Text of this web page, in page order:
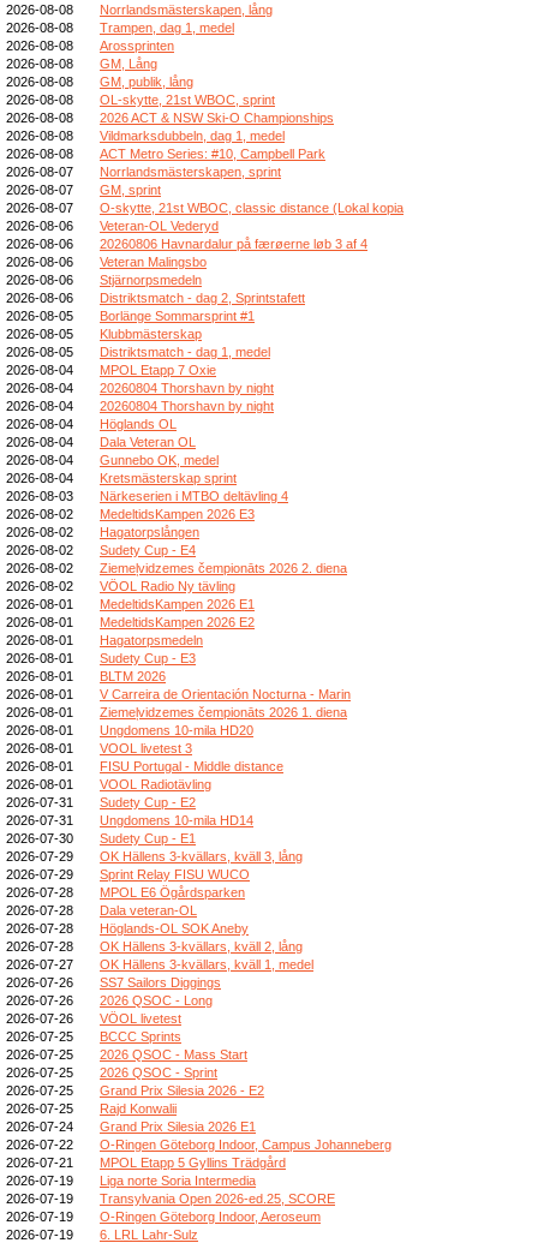
2026-08-08
Norrlandsmästerskapen, lång
2026-08-08
Trampen, dag 1, medel
2026-08-08
Arossprinten
2026-08-08
GM, Lång
2026-08-08
GM, publik, lång
2026-08-08
OL-skytte, 21st WBOC, sprint
2026-08-08
2026 ACT & NSW Ski-O Championships
2026-08-08
Vildmarksdubbeln, dag 1, medel
2026-08-08
ACT Metro Series: #10, Campbell Park
2026-08-07
Norrlandsmästerskapen, sprint
2026-08-07
GM, sprint
2026-08-07
O-skytte, 21st WBOC, classic distance (Lokal kopia
2026-08-06
Veteran-OL Vederyd
2026-08-06
20260806 Havnardalur på færøerne løb 3 af 4
2026-08-06
Veteran Malingsbo
2026-08-06
Stjärnorpsmedeln
2026-08-06
Distriktsmatch - dag 2, Sprintstafett
2026-08-05
Borlänge Sommarsprint #1
2026-08-05
Klubbmästerskap
2026-08-05
Distriktsmatch - dag 1, medel
2026-08-04
MPOL Etapp 7 Oxie
2026-08-04
20260804 Thorshavn by night
2026-08-04
20260804 Thorshavn by night
2026-08-04
Höglands OL
2026-08-04
Dala Veteran OL
2026-08-04
Gunnebo OK, medel
2026-08-04
Kretsmästerskap sprint
2026-08-03
Närkeserien i MTBO deltävling 4
2026-08-02
MedeltidsKampen 2026 E3
2026-08-02
Hagatorpslången
2026-08-02
Sudety Cup - E4
2026-08-02
Ziemeļvidzemes čempionāts 2026 2. diena
2026-08-02
VÖOL Radio Ny tävling
2026-08-01
MedeltidsKampen 2026 E1
2026-08-01
MedeltidsKampen 2026 E2
2026-08-01
Hagatorpsmedeln
2026-08-01
Sudety Cup - E3
2026-08-01
BLTM 2026
2026-08-01
V Carreira de Orientación Nocturna - Marin
2026-08-01
Ziemeļvidzemes čempionāts 2026 1. diena
2026-08-01
Ungdomens 10-mila HD20
2026-08-01
VOOL livetest 3
2026-08-01
FISU Portugal - Middle distance
2026-08-01
VOOL Radiotävling
2026-07-31
Sudety Cup - E2
2026-07-31
Ungdomens 10-mila HD14
2026-07-30
Sudety Cup - E1
2026-07-29
OK Hällens 3-kvällars, kväll 3, lång
2026-07-29
Sprint Relay FISU WUCO
2026-07-28
MPOL E6 Ögårdsparken
2026-07-28
Dala veteran-OL
2026-07-28
Höglands-OL SOK Aneby
2026-07-28
OK Hällens 3-kvällars, kväll 2, lång
2026-07-27
OK Hällens 3-kvällars, kväll 1, medel
2026-07-26
SS7 Sailors Diggings
2026-07-26
2026 QSOC - Long
2026-07-26
VÖOL livetest
2026-07-25
BCCC Sprints
2026-07-25
2026 QSOC - Mass Start
2026-07-25
2026 QSOC - Sprint
2026-07-25
Grand Prix Silesia 2026 - E2
2026-07-25
Rajd Konwalii
2026-07-24
Grand Prix Silesia 2026 E1
2026-07-22
O-Ringen Göteborg Indoor, Campus Johanneberg
2026-07-21
MPOL Etapp 5 Gyllins Trädgård
2026-07-19
Liga norte Soria Intermedia
2026-07-19
Transylvania Open 2026-ed.25, SCORE
2026-07-19
O-Ringen Göteborg Indoor, Aeroseum
2026-07-19
6. LRL Lahr-Sulz